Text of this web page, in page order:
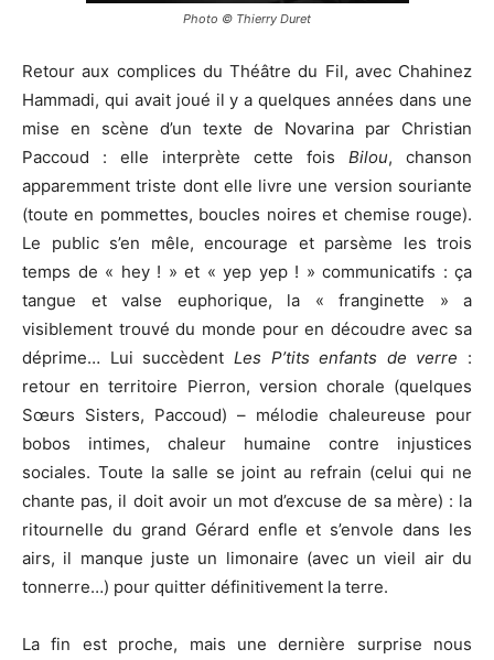
Photo © Thierry Duret
Retour aux complices du Théâtre du Fil, avec Chahinez
Hammadi, qui avait joué il y a quelques années dans une
mise en scène d’un texte de Novarina par Christian
Paccoud : elle interprète cette fois Bilou, chanson
apparemment triste dont elle livre une version souriante
(toute en pommettes, boucles noires et chemise rouge).
Le public s’en mêle, encourage et parsème les trois
temps de « hey ! » et « yep yep ! » communicatifs : ça
tangue et valse euphorique, la « franginette » a
visiblement trouvé du monde pour en découdre avec sa
déprime… Lui succèdent Les P’tits enfants de verre :
retour en territoire Pierron, version chorale (quelques
Sœurs Sisters, Paccoud) – mélodie chaleureuse pour
bobos intimes, chaleur humaine contre injustices
sociales. Toute la salle se joint au refrain (celui qui ne
chante pas, il doit avoir un mot d’excuse de sa mère) : la
ritournelle du grand Gérard enfle et s’envole dans les
airs, il manque juste un limonaire (avec un vieil air du
tonnerre…) pour quitter définitivement la terre.
La fin est proche, mais une dernière surprise nous